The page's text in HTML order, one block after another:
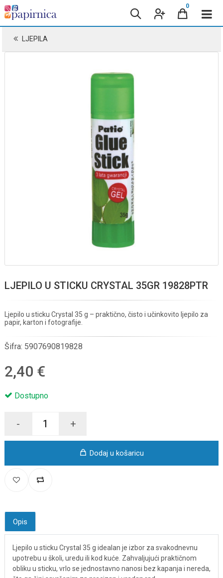
0
LJEPILA
LJEPILO U STICKU CRYSTAL 35GR 19828PTR
Ljepilo u sticku Crystal 35 g – praktično, čisto i učinkovito ljepilo za
papir, karton i fotografije.
Šifra: 5907690819828
2,40 €
Dostupno
- +
Dodaj u košaricu
Opis
Ljepilo u sticku Crystal 35 g idealan je izbor za svakodnevnu
upotrebu u školi, uredu ili kod kuće. Zahvaljujući praktičnom
obliku u sticku, vrlo se jednostavno nanosi bez kapanja i nereda,